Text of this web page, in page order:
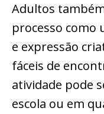
Adultos
processo como
e expressão
fáceis de
atividade pode
escola ou em